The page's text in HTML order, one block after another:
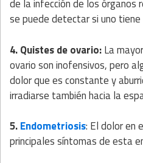
de la infección de los órganos
se puede detectar si uno tiene
4. Quistes de ovario:La
ovario son inofensivos, pero
dolor que es constante y
irradiarse también hacia la
5.Endometriosis: El dolor en
principales síntomas de esta